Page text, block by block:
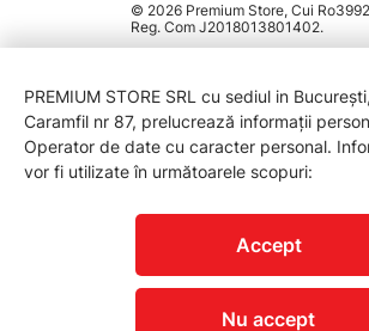
© 2026 Premium Store, Cui
Reg. Com J2018013801402.
PREMIUM STORE SRL cu sediul in
Caramfil nr 87, prelucrează informații
Operator de date cu caracter personal.
vor fi utilizate în următoarele scopuri:
Accept
Nu accept